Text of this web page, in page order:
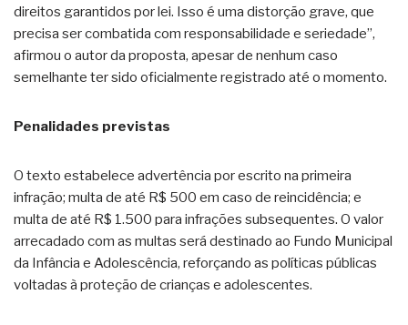
direitos garantidos por lei. Isso é uma distorção grave, que
precisa ser combatida com responsabilidade e seriedade”,
afirmou o autor da proposta, apesar de nenhum caso
semelhante ter sido oficialmente registrado até o momento.
Penalidades previstas
O texto estabelece advertência por escrito na primeira
infração; multa de até R$ 500 em caso de reincidência; e
multa de até R$ 1.500 para infrações subsequentes. O valor
arrecadado com as multas será destinado ao Fundo Municipal
da Infância e Adolescência, reforçando as políticas públicas
voltadas à proteção de crianças e adolescentes.